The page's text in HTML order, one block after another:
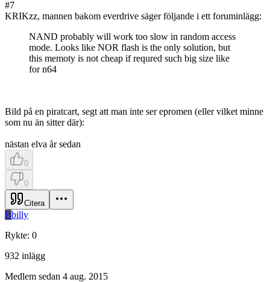
#7
KRIKzz, mannen bakom everdrive säger följande i ett foruminlägg:
NAND probably will work too slow in random access
mode. Looks like NOR flash is the only solution, but
this memoty is not cheap if requred such big size like
for n64
Bild på en piratcart, segt att man inte ser epromen (eller vilket minne
som nu än sitter där):
nästan elva år sedan
0
0
Citera
Bbilly
Rykte: 0
932 inlägg
Medlem sedan 4 aug. 2015